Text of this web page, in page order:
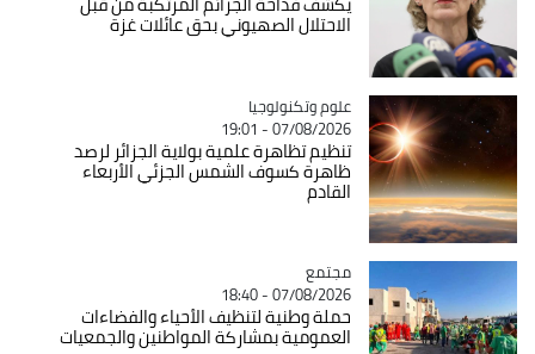
الاحتلال الصهيوني بحق عائلات غزة
Catégorie
علوم وتكنولوجيا
07/08/2026 - 19:01
تنظيم تظاهرة علمية بولاية الجزائر لرصد
ظاهرة كسوف الشمس الجزئي الأربعاء
القادم
Catégorie
مجتمع
07/08/2026 - 18:40
حملة وطنية لتنظيف الأحياء والفضاءات
العمومية بمشاركة المواطنين والجمعيات